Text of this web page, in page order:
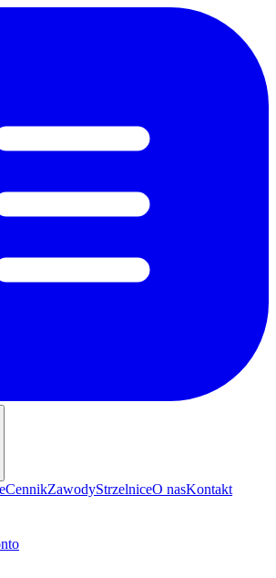
CennikZawodyStrzelniceO nasKontakt